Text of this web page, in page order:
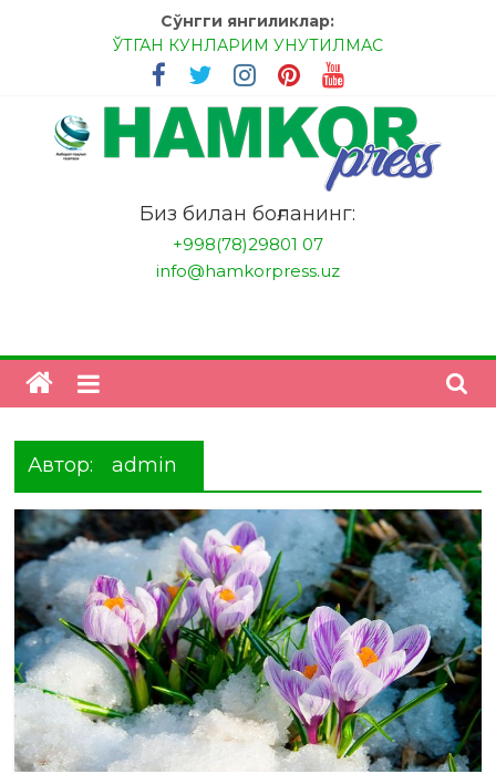
Сўнгги янгиликлар:
ЎТГАН КУНЛАРИМ УНУТИЛМАС
МЕССИ ВА РОНАЛДУ, АНА ЭНДИ ИККАЛАНГ ҲАМ
ҲУСАНОВГА ТАН БЕРИНГЛАР!
МЕҲР ОРҚАЛИ ШИФО
БАНКДА ИШЛАШ ОСОНМИ?
НАТИЖАГА ЭРИШИШ ЎЗ ҚЎЛИМИЗДА
"HamkorPress"
Биз билан боғланинг:
+998(78)29801 07
info@hamkorpress.uz
Автор: admin